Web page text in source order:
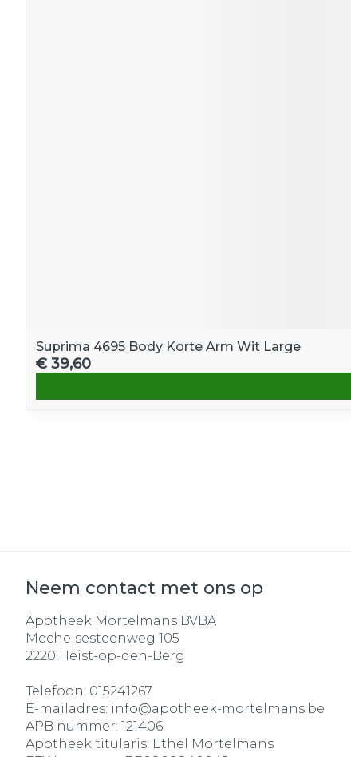
Suprima 4695 Body Korte Arm Wit Large
€ 39,60
Neem contact met ons op
Apotheek Mortelmans BVBA
Mechelsesteenweg 105
2220 Heist-op-den-Berg
Telefoon: 015241267
E-mailadres: info@apotheek-mortelmans.be
APB nummer: 121406
Apotheek titularis: Ethel Mortelmans